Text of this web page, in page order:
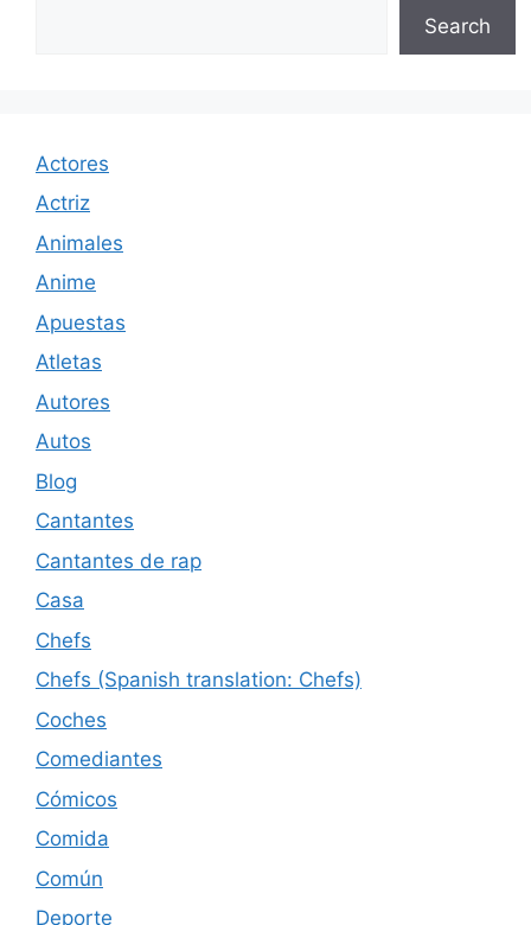
Search
Actores
Actriz
Animales
Anime
Apuestas
Atletas
Autores
Autos
Blog
Cantantes
Cantantes de rap
Casa
Chefs
Chefs (Spanish translation: Chefs)
Coches
Comediantes
Cómicos
Comida
Común
Deporte